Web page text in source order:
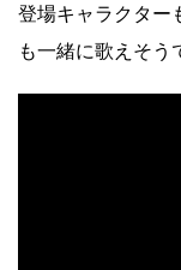
登場キャラクター
も一緒に歌えそう